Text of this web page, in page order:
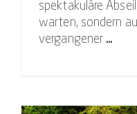
spektakuläre
warten, sondern
vergangener ...